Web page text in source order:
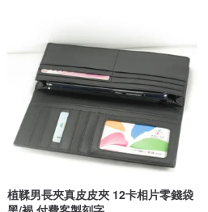
植鞣男長夾真皮皮夾 12卡相片零錢袋